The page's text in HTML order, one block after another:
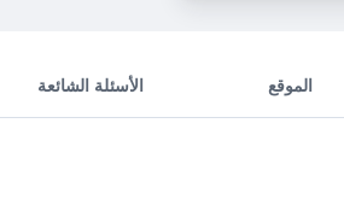
الموقع الأسئلة الشائعة